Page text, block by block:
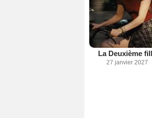
La Deuxième
27 janvier 2027